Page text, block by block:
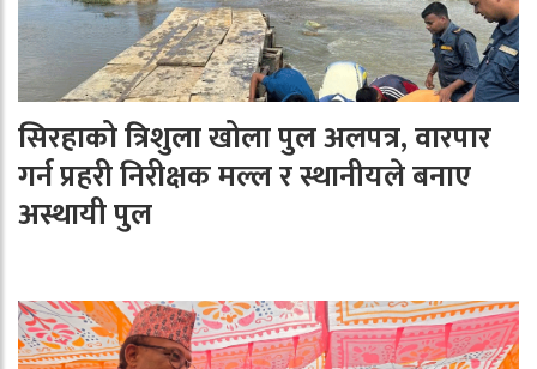
सिरहाको त्रिशुला खोला पुल अलपत्र, वारपार
गर्न प्रहरी निरीक्षक मल्ल र स्थानीयले बनाए
अस्थायी पुल